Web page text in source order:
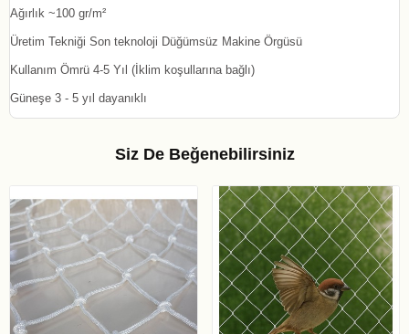
Ağırlık ~100 gr/m²
Üretim Tekniği Son teknoloji Düğümsüz Makine Örgüsü
Kullanım Ömrü 4-5 Yıl (İklim koşullarına bağlı)
Güneşe 3 - 5 yıl dayanıklı
Siz De Beğenebilirsiniz